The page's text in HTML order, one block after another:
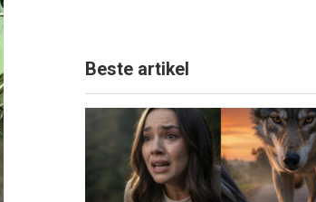
Beste artikel